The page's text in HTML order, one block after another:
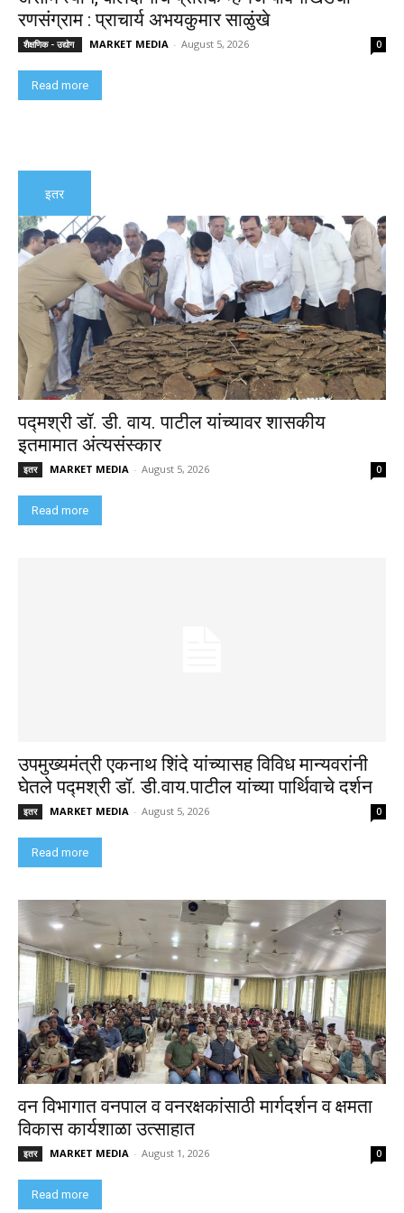
रणसंग्राम : प्राचार्य अभयकुमार साळुंखे
शैक्षणिक - उद्योग MARKET MEDIA - August 5, 2026 0
Read more
इतर
पद्मश्री डॉ. डी. वाय. पाटील यांच्यावर शासकीय
इतमामात अंत्यसंस्कार
इतर MARKET MEDIA - August 5, 2026 0
Read more
उपमुख्यमंत्री एकनाथ शिंदे यांच्यासह विविध मान्यवरांनी
घेतले पद्मश्री डॉ. डी.वाय.पाटील यांच्या पार्थिवाचे दर्शन
इतर MARKET MEDIA - August 5, 2026 0
Read more
वन विभागात वनपाल व वनरक्षकांसाठी मार्गदर्शन व क्षमता
विकास कार्यशाळा उत्साहात
इतर MARKET MEDIA - August 1, 2026 0
Read more